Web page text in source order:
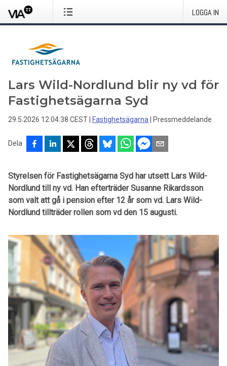
LOGGA IN
Lars Wild-Nordlund blir ny vd för
Fastighetsägarna Syd
29.5.2026 12:04:38 CEST Fastighetsägarna Pressmeddelande
Dela
Styrelsen för Fastighetsägarna Syd har utsett Lars Wild-
Nordlund till ny vd. Han efterträder Susanne Rikardsson
som valt att gå i pension efter 12 år som vd. Lars Wild-
Nordlund tillträder rollen som vd den 15 augusti.